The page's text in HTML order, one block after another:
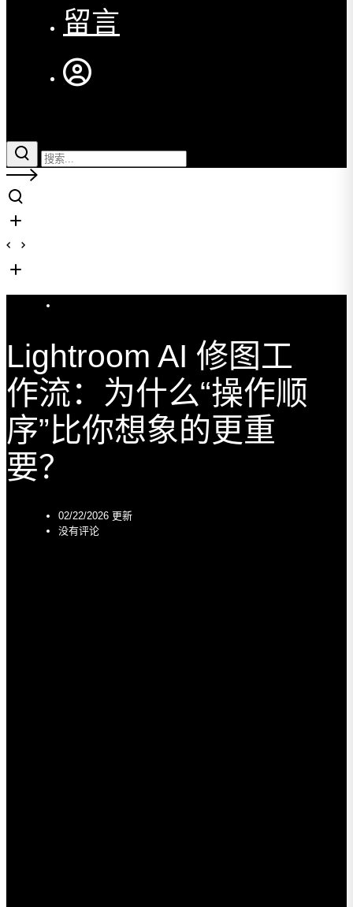
留言
Lightroom AI 修图工
作流：为什么“操作顺
序”比你想象的更重
要？
02/22/2026 更新
没有评论